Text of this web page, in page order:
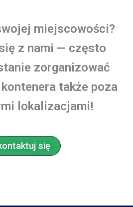
miejscowości?
z nami — często
zorganizować
także poza
lokalizacjami!
się